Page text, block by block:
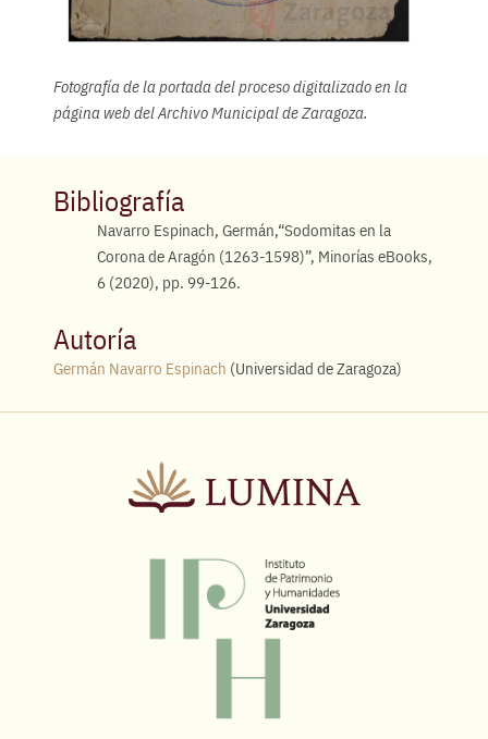
Fotografía de la portada del proceso digitalizado en la
página web del Archivo Municipal de Zaragoza.
Bibliografía
Navarro Espinach, Germán,“Sodomitas en la
Corona de Aragón (1263-1598)”, Minorías eBooks,
6 (2020), pp. 99-126.
Autoría
Germán Navarro Espinach (Universidad de Zaragoza)